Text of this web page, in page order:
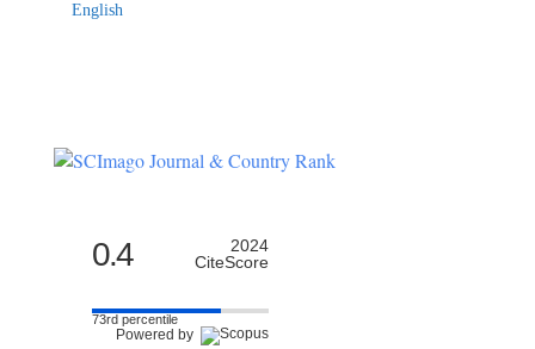
English
0.4
2024
CiteScore
73rd percentile
Powered by